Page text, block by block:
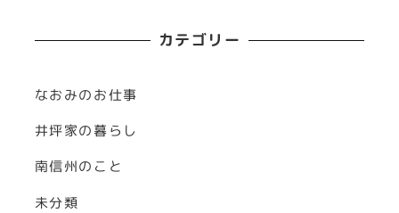
カテゴリー
なおみのお仕事
井坪家の暮らし
南信州のこと
未分類